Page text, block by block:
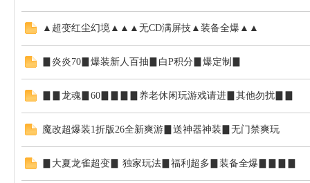
▲超变红尘幻境▲▲▲无CD满屏技▲装备全爆▲▲
▊炎炎70▊爆装新人百抽▊白P积分▊爆定制▊
▊▊龙魂▊60▊▊▊▊养老休闲玩游戏请进▊其他勿扰▊▊
魔改超爆装1折版26全新爽游▊送神器神装▊无门禁爽玩
▊大夏龙雀超变▊ 独家玩法▊福利超多▊装备全爆▊▊▊▊